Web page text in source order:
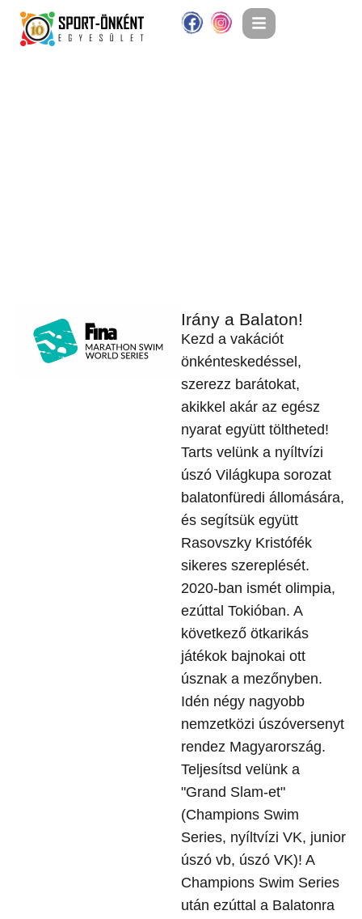
Irány a Balaton!
Kezd a vakációt
önkénteskedéssel,
szerezz barátokat,
akikkel akár az egész
nyarat együtt töltheted!
Tarts velünk a nyíltvízi
úszó Világkupa sorozat
balatonfüredi állomására,
és segítsük együtt
Rasovszky Kristófék
sikeres szereplését.
2020-ban ismét olimpia,
ezúttal Tokióban. A
következő ötkarikás
játékok bajnokai ott
úsznak a mezőnyben.
Idén négy nagyobb
nemzetközi úszóversenyt
rendez Magyarország.
Teljesítsd velünk a
"Grand Slam-et"
(Champions Swim
Series, nyíltvízi VK, junior
úszó vb, úszó VK)! A
Champions Swim Series
után ezúttal a Balatonra